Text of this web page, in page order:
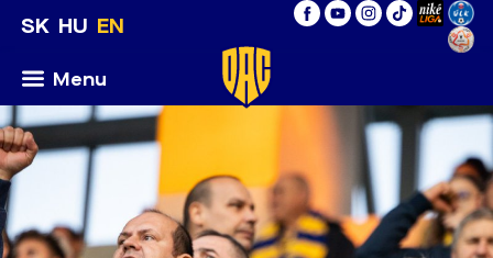
SK HU EN
Menu